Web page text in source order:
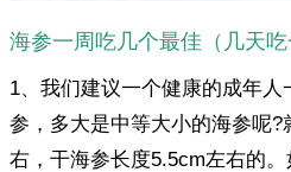
海参一周吃几个最佳（几天吃
1、我们建议一个健康的成年
参，多大是中等大小的海参呢?
右，干海参长度5.5cm左右的